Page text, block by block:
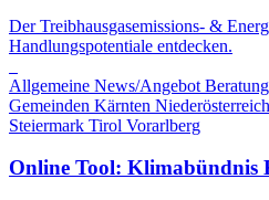
Der Treibhausgasemissions- &
Handlungspotentiale entdecken.
Allgemeine News/Angebot
Gemeinden Kärnten Niederösterreich
Steiermark Tirol Vorarlberg
Online Tool: Klimabündnis